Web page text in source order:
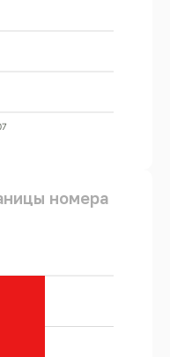
номера